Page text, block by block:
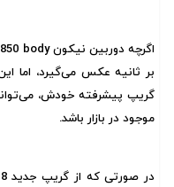
گریپ پیشرفته خودش،
موجود در بازار باشد.